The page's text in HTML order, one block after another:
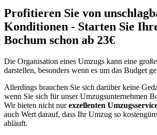
Profitieren Sie von
Konditionen - Starten Sie
Bochum schon ab 23€
Die Organisation eines Umzugs kann eine
darstellen, besonders wenn es um das Budget
Allerdings brauchen Sie sich darüber keine
wenn Sie sich für unser Umzugsunternehmen
Wir bieten nicht nurexzellenten
auch Wert darauf, dass Ihr Umzug so
abläuft.